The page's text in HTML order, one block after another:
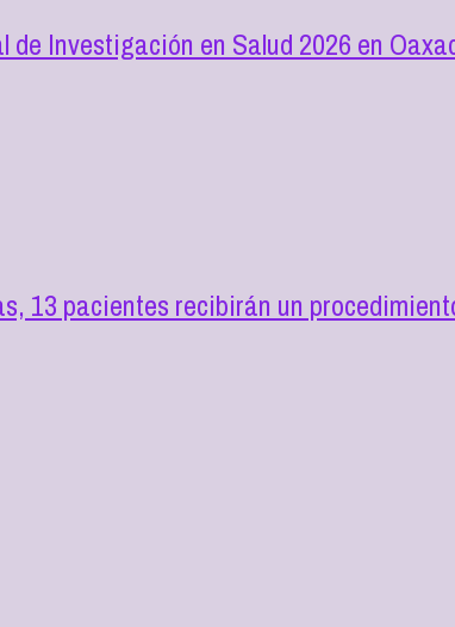
Investigación en Salud 2026 en
13 pacientes recibirán un